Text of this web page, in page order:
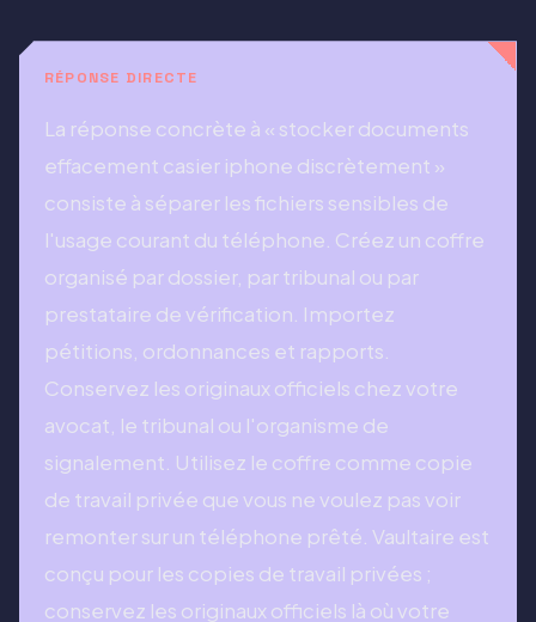
RÉPONSE DIRECTE
La réponse concrète à « stocker documents
effacement casier iphone discrètement »
consiste à séparer les fichiers sensibles de
l'usage courant du téléphone. Créez un coffre
organisé par dossier, par tribunal ou par
prestataire de vérification. Importez
pétitions, ordonnances et rapports.
Conservez les originaux officiels chez votre
avocat, le tribunal ou l'organisme de
signalement. Utilisez le coffre comme copie
de travail privée que vous ne voulez pas voir
remonter sur un téléphone prêté. Vaultaire est
conçu pour les copies de travail privées ;
conservez les originaux officiels là où votre